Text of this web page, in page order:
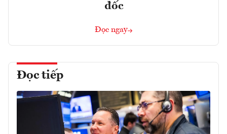
đốc
Đọc ngay
Đọc tiếp